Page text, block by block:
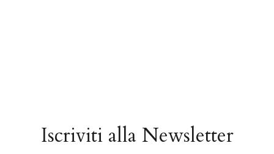
Iscriviti alla Newsletter